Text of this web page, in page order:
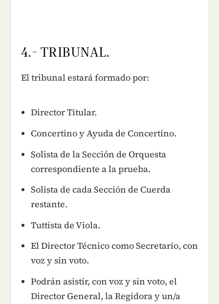
4.- TRIBUNAL.
El tribunal estará formado por:
Director Titular.
Concertino y Ayuda de Concertino.
Solista de la Sección de Orquesta
correspondiente a la prueba.
Solista de cada Sección de Cuerda
restante.
Tuttista de Viola.
El Director Técnico como Secretario, con
voz y sin voto.
Podrán asistir, con voz y sin voto, el
Director General, la Regidora y un/a